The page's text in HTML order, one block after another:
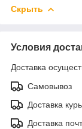
Скрыть
Условия
Доставка
Самовывоз
Доставка
Доставка